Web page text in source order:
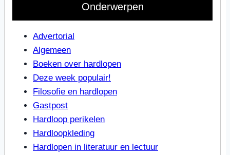
Onderwerpen
Advertorial
Algemeen
Boeken over hardlopen
Deze week populair!
Filosofie en hardlopen
Gastpost
Hardloop perikelen
Hardloopkleding
Hardlopen in literatuur en lectuur